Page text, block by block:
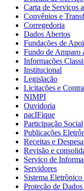
Carta de Serviços
Convênios e
Corregedoria
Dados Abertos
Fundações de
Fundo de Amparo
Informações
Institucional
Legislação
Licitações e
NIMPI
Ouvidoria
pacIFique
Participação Social
Publicações
Receitas e
Revisão e
Serviço de
Servidores
Sistema
Proteção de Dados